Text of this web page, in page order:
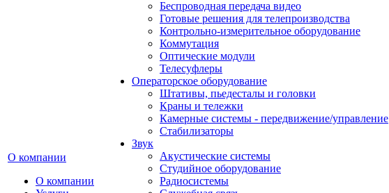
О компании
О компании
Беспроводная передача видео
Готовые решения для телепроизводства
Контрольно-измерительное оборудование
Коммутация
Оптические модули
Телесуфлеры
Операторское оборудование
Штативы, пьедесталы и головки
Краны и тележки
Камерные системы - передвижение/управление
Стабилизаторы
Звук
Акустические системы
Студийное оборудование
Радиосистемы